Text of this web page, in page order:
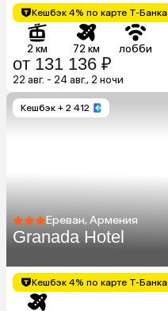
Кешбэк 4% по карте Т-Банка
2 км 72 км лобби
от 131 136 ₽
22 авг. - 24 авг., 2 ночи
Кешбэк + 2 412
Ереван, Армения
Granada Hotel
Кешбэк 4% по карте Т-Банка